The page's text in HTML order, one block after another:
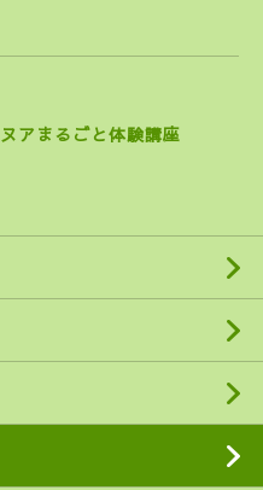
アまるごと体験講座